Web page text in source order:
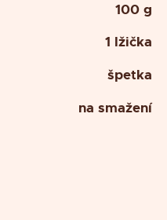
100 g
1 lžička
špetka
na smažení